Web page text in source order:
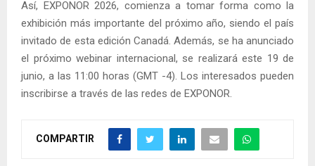
Así, EXPONOR 2026, comienza a tomar forma como la
exhibición más importante del próximo año, siendo el país
invitado de esta edición Canadá. Además, se ha anunciado
el próximo webinar internacional, se realizará este 19 de
junio, a las 11:00 horas (GMT -4). Los interesados pueden
inscribirse a través de las redes de EXPONOR.
COMPARTIR